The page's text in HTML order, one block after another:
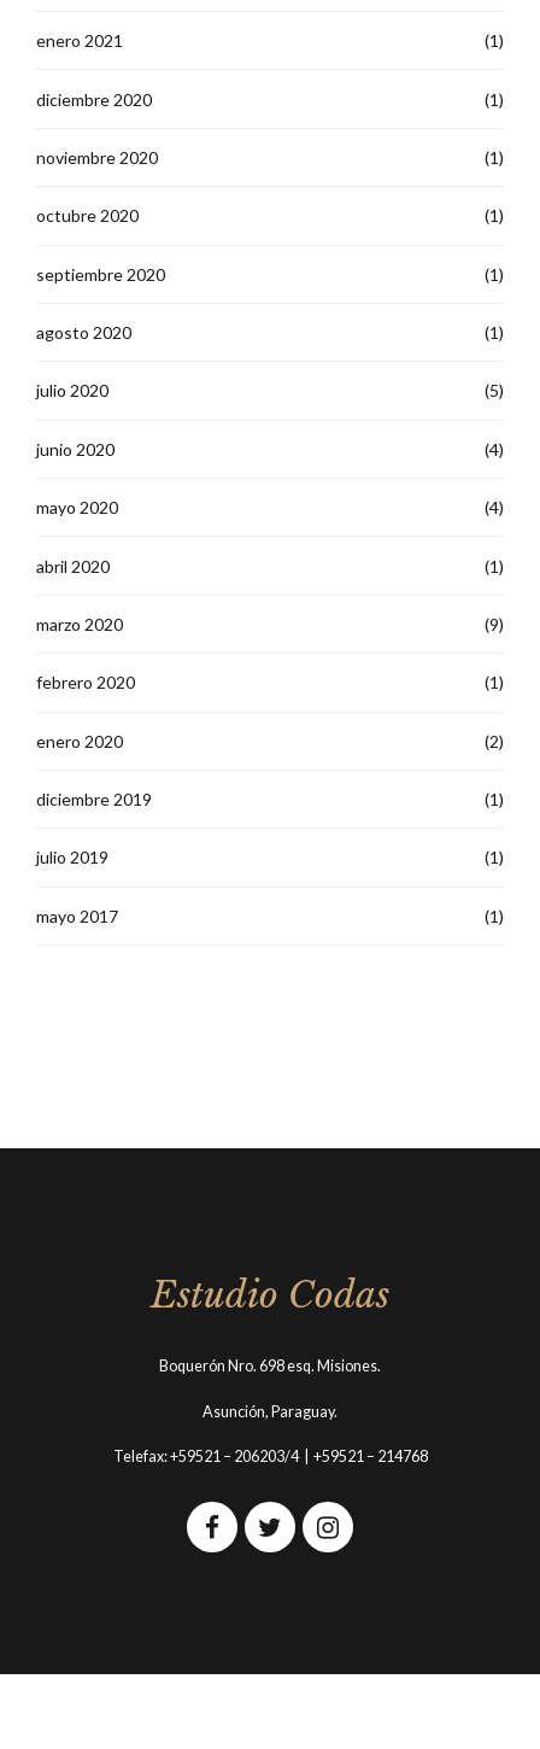
enero 2021 (1)
diciembre 2020 (1)
noviembre 2020 (1)
octubre 2020 (1)
septiembre 2020 (1)
agosto 2020 (1)
julio 2020 (5)
junio 2020 (4)
mayo 2020 (4)
abril 2020 (1)
marzo 2020 (9)
febrero 2020 (1)
enero 2020 (2)
diciembre 2019 (1)
julio 2019 (1)
mayo 2017 (1)
Estudio Codas
Boquerón Nro. 698 esq. Misiones.
Asunción, Paraguay.
Telefax: +59521 – 206203/4 | +59521 – 214768